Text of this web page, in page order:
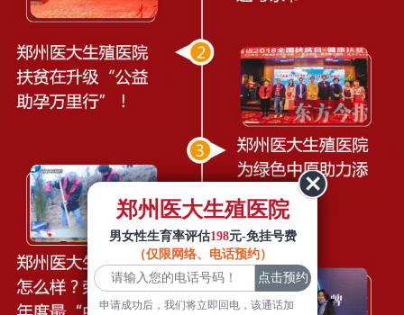
郑州医大生殖医院
男女性生育率评估198元-免挂号费
（仅限网络、电话预约）
申请成功后，我们将立即回电，该通话加